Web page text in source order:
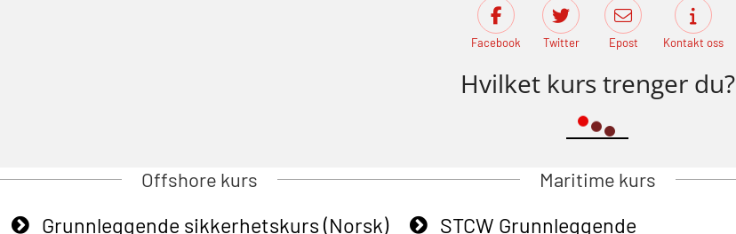
Facebook Twitter Epost Kontakt oss
Hvilket kurs trenger du?
Offshore kurs
Grunnleggende sikkerhetskurs (Norsk)
Maritime kurs
STCW Grunnleggende